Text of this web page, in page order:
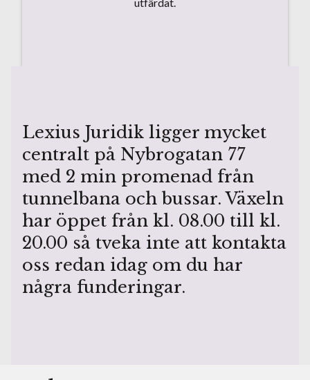
Lexius Juridik ligger mycket
centralt på Nybrogatan 77
med 2 min promenad från
tunnelbana och bussar. Växeln
har öppet från kl. 08.00 till kl.
20.00 så tveka inte att kontakta
oss redan idag om du har
några funderingar.